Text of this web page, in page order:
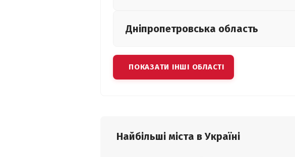
Дніпропетровська область
ПОКАЗАТИ ІНШІ ОБЛАСТІ
Найбільші міста в Україні